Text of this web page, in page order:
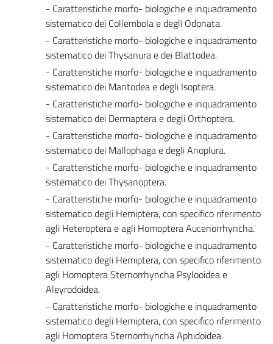
- Caratteristiche morfo- biologiche e inquadramento
sistematico dei Collembola e degli Odonata.
- Caratteristiche morfo- biologiche e inquadramento
sistematico dei Thysanura e dei Blattodea.
- Caratteristiche morfo- biologiche e inquadramento
sistematico dei Mantodea e degli Isoptera.
- Caratteristiche morfo- biologiche e inquadramento
sistematico dei Dermaptera e degli Orthoptera.
- Caratteristiche morfo- biologiche e inquadramento
sistematico dei Mallophaga e degli Anoplura.
- Caratteristiche morfo- biologiche e inquadramento
sistematico dei Thysanoptera.
- Caratteristiche morfo- biologiche e inquadramento
sistematico degli Hemiptera, con specifico riferimento
agli Heteroptera e agli Homoptera Aucenorrhyncha.
- Caratteristiche morfo- biologiche e inquadramento
sistematico degli Hemiptera, con specifico riferimento
agli Homoptera Sternorrhyncha Psylooidea e
Aleyrodoidea.
- Caratteristiche morfo- biologiche e inquadramento
sistematico degli Hemiptera, con specifico riferimento
agli Homoptera Sternorrhyncha Aphidoidea.